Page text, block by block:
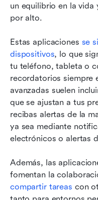
un equilibrio en la vida
por alto.
Estas aplicaciones se
dispositivos, lo que
tu teléfono, tableta o
recordatorios siempre
avanzadas suelen
que se ajustan a tus
recibas alertas de la
ya sea mediante
electrónicos o alertas
Además, las
compartir tareas con